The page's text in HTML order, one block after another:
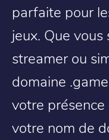
parfaite pour
jeux. Que
streamer ou
domaine
votre présence
votre nom de